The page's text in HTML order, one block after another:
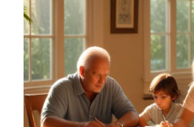
cuando aparecen, deben
cierre.
Algunos ejemplos comunes son:
Hipoteca anterior sin